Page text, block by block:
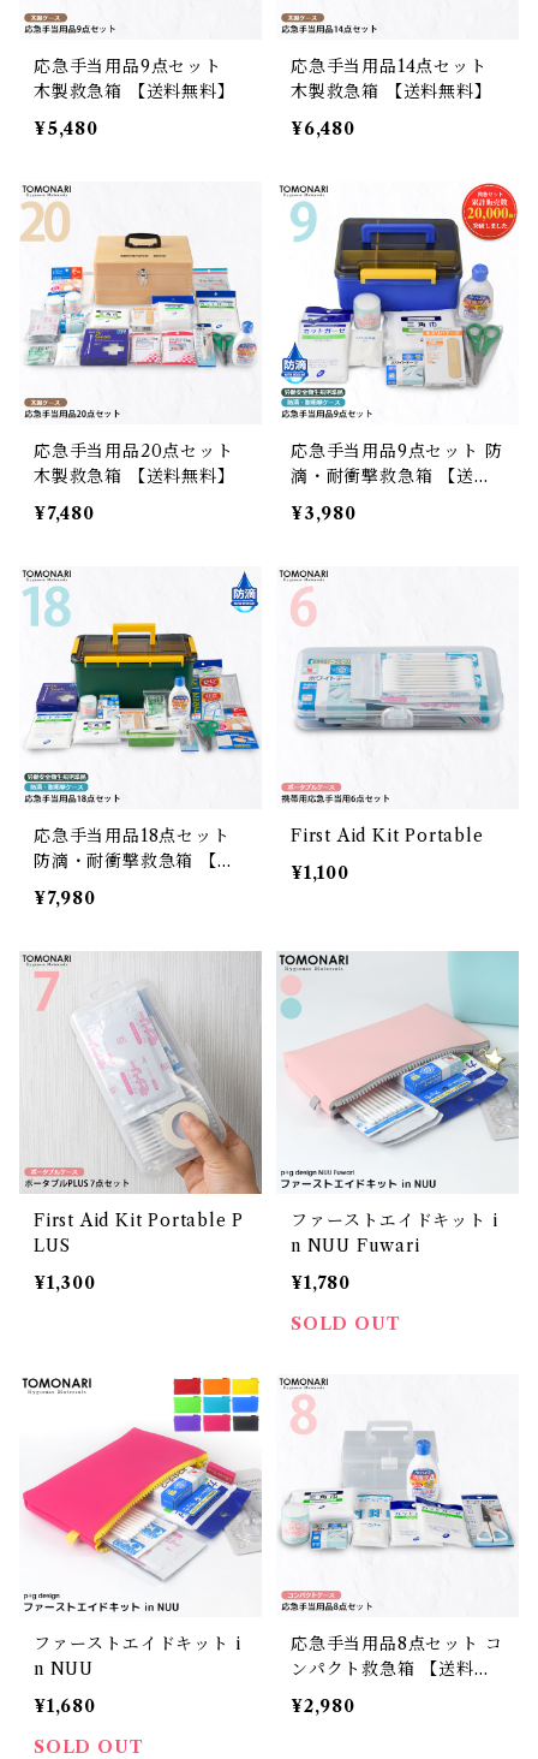
応急手当用品9点セット
木製救急箱 【送料無料】
¥5,480
応急手当用品14点セット
木製救急箱 【送料無料】
¥6,480
応急手当用品20点セット
木製救急箱 【送料無料】
¥7,480
応急手当用品9点セット 防
滴・耐衝撃救急箱 【送料
無料】
¥3,980
応急手当用品18点セット
防滴・耐衝撃救急箱 【送
料無料】
¥7,980
First Aid Kit Portable
¥1,100
First Aid Kit Portable P
LUS
¥1,300
ファーストエイドキット i
n NUU Fuwari
¥1,780
SOLD OUT
ファーストエイドキット i
n NUU
¥1,680
SOLD OUT
応急手当用品8点セット コ
ンパクト救急箱 【送料無
料】
¥2,980